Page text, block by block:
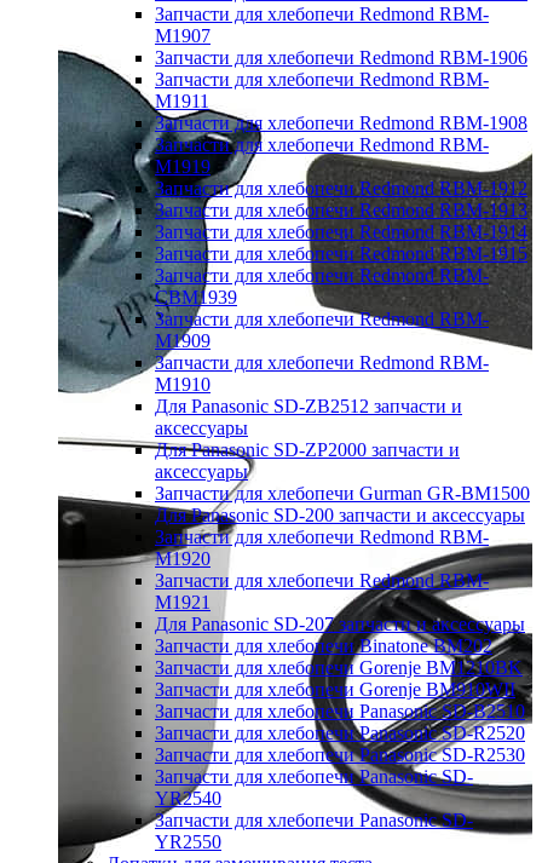
Запчасти для хлебопечи Redmond RBM-
M1907
Запчасти для хлебопечи Redmond RBM-1906
Запчасти для хлебопечи Redmond RBM-
M1911
Запчасти для хлебопечи Redmond RBM-1908
Запчасти для хлебопечи Redmond RBM-
M1919
Запчасти для хлебопечи Redmond RBM-1912
Запчасти для хлебопечи Redmond RBM-1913
Запчасти для хлебопечи Redmond RBM-1914
Запчасти для хлебопечи Redmond RBM-1915
Запчасти для хлебопечи Redmond RBM-
CBM1939
Запчасти для хлебопечи Redmond RBM-
M1909
Запчасти для хлебопечи Redmond RBM-
M1910
Для Panasonic SD-ZB2512 запчасти и
аксессуары
Для Panasonic SD-ZP2000 запчасти и
аксессуары
Запчасти для хлебопечи Gurman GR-BM1500
Для Panasonic SD-200 запчасти и аксессуары
Запчасти для хлебопечи Redmond RBM-
M1920
Запчасти для хлебопечи Redmond RBM-
M1921
Для Panasonic SD-207 запчасти и аксессуары
Запчасти для хлебопечи Binatone BM202
Запчасти для хлебопечи Gorenje BM1210BK
Запчасти для хлебопечи Gorenje BM910WII
Запчасти для хлебопечи Panasonic SD-B2510
Запчасти для хлебопечи Panasonic SD-R2520
Запчасти для хлебопечи Panasonic SD-R2530
Запчасти для хлебопечи Panasonic SD-
YR2540
Запчасти для хлебопечи Panasonic SD-
YR2550